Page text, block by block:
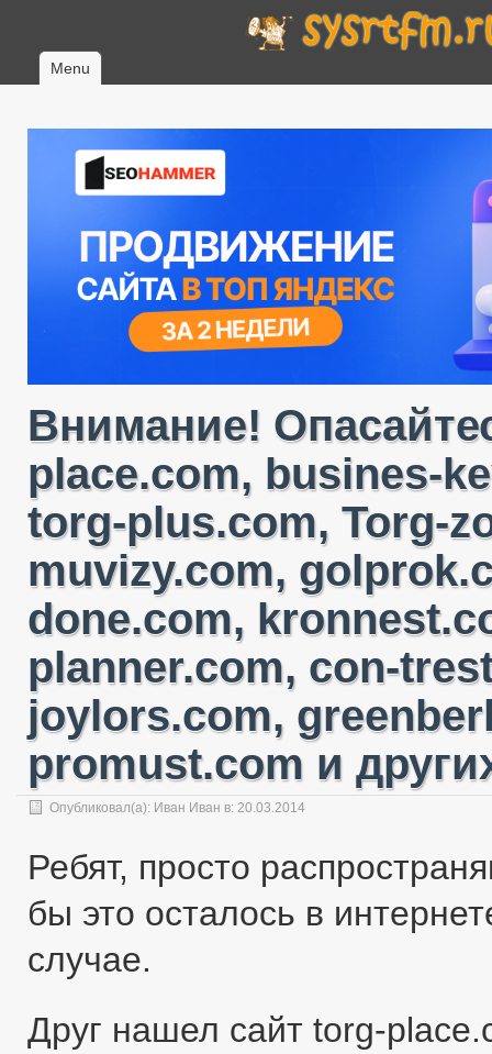
Menu
Внимание!
place.com, busines-
torg-plus.com, Torg-
muvizy.com,
done.com,
planner.com, con-
joylors.com,
promust.com и
Опубликовал(а): Иван Иван в: 20.03.2014
Ребят, просто
бы это осталось в
случае.
Друг нашел сайт torg-